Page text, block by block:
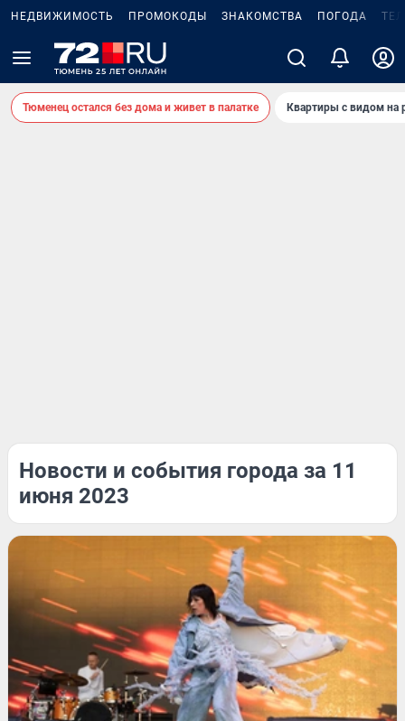
НЕДВИЖИМОСТЬ ПРОМОКОДЫ ЗНАКОМСТВА ПОГОДА
Тюменец остался без дома и живет в палатке Квартиры с видом на
Новости и события города за 11
июня 2023